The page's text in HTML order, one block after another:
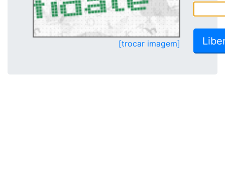
[trocar imagem]